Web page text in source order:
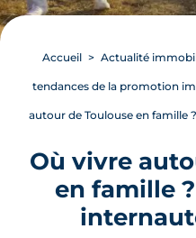
Accueil Actualité
tendances de la promotion
autour de Toulouse en famille
Où vivre
en famille